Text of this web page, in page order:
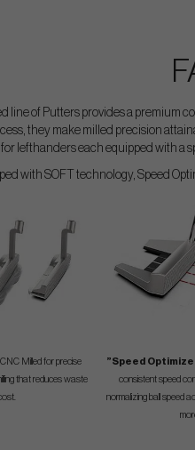
line of Putters provides a premium
they make milled precision
for lefthanders each equipped with a
with SOFT technology, Speed
Milled for precise
that reduces waste
”Speed
consistent speed
normalizing ball speed